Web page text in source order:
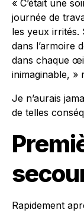
« C’était une
journée de
les yeux irrités.
dans l’armoire
dans chaque
inimaginable, »
Je n’aurais
de telles
Rapidement